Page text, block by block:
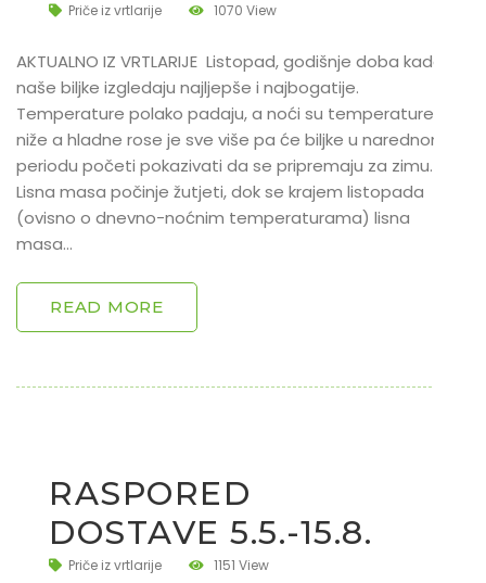
Priče iz vrtlarije 1070 View
AKTUALNO IZ VRTLARIJE Listopad, godišnje doba kada
naše biljke izgledaju najljepše i najbogatije.
Temperature polako padaju, a noći su temperature sve
niže a hladne rose je sve više pa će biljke u narednom
periodu početi pokazivati da se pripremaju za zimu.
Lisna masa počinje žutjeti, dok se krajem listopada
(ovisno o dnevno-noćnim temperaturama) lisna
masa…
READ MORE
RASPORED
DOSTAVE 5.5.-15.8.
Priče iz vrtlarije 1151 View